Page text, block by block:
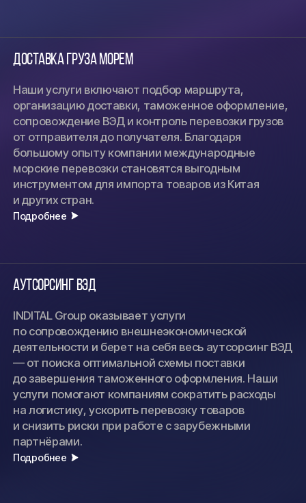
Доставка груза морем
Наши услуги включают подбор маршрута,
организацию доставки, таможенное оформление,
сопровождение ВЭД и контроль перевозки грузов
от отправителя до получателя. Благодаря
большому опыту компании международные
морские перевозки становятся выгодным
инструментом для импорта товаров из Китая
и других стран.
Подробнее
Аутсорсинг ВЭД
INDITAL Group оказывает услуги
по сопровождению внешнеэкономической
деятельности и берет на себя весь аутсорсинг ВЭД
— от поиска оптимальной схемы поставки
до завершения таможенного оформления. Наши
услуги помогают компаниям сократить расходы
на логистику, ускорить перевозку товаров
и снизить риски при работе с зарубежными
партнёрами.
Подробнее